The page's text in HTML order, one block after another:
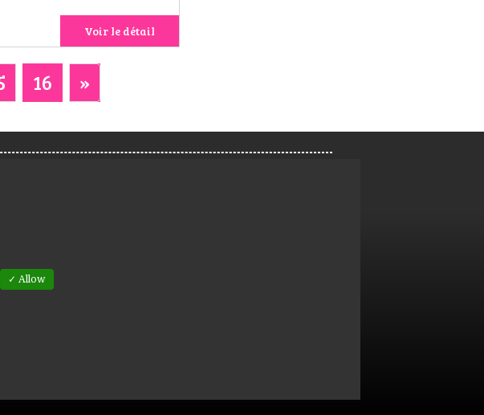
Voir le détail
16 »
✓ Allow